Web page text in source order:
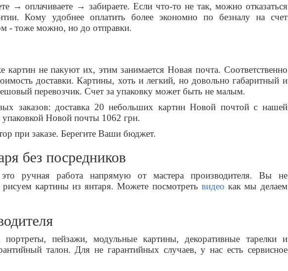
→ оплачиваете → забираете. Если что-то не так, можно отказаться
Кому удобнее оплатить более экономно по безналу на счет
- тоже можно, но до отправки.
не пакуют их, этим занимается Новая почта. Соответственно
доставки. Картины, хоть и легкий, но довольно габаритный и
перевозчик. Счет за упаковку может быть не малым.
заказов: доставка 20 небольших картин Новой почтой с нашей
Новой почты 1062 грн.
при заказе. Берегите Ваши бюджет.
без посредников
ручная работа напрямую от мастера производителя. Вы не
рисуем картины из янтаря. Можете посмотреть видео как мы делаем
пейзажи, модульные картины, декоративные тарелки и
талон. Для не гарантийных случаев, у нас есть сервисное